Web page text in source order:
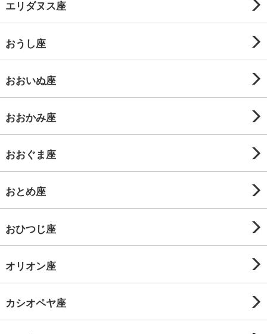
エリダヌス座
おうし座
おおいぬ座
おおかみ座
おおぐま座
おとめ座
おひつじ座
オリオン座
カシオペヤ座